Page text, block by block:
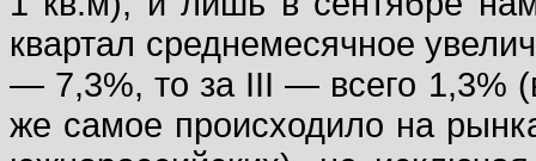
квартал среднемесячное
— 7,3%, то за III — всего 1,3%
же самое происходило на